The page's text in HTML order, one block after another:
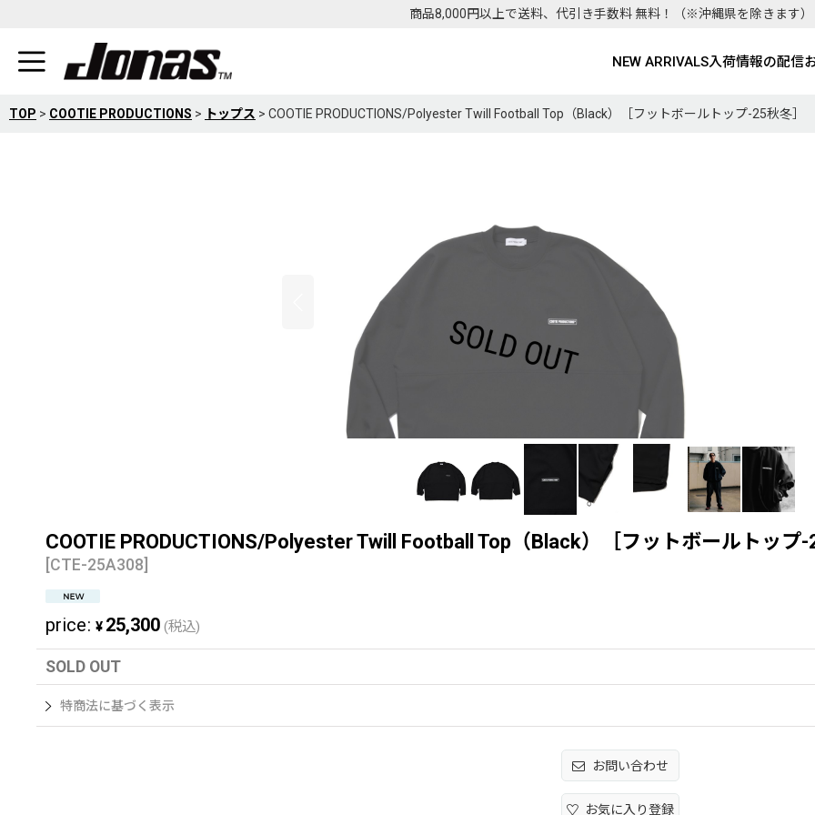
商品8,000円以上で送料、代引き手数料 無料！ （※沖縄県を除きます）
NEW ARRIVALS入荷情報の配信
TOP > COOTIE PRODUCTIONS > トップス > COOTIE PRODUCTIONS/Polyester Twill Football Top（Black）［フットボールトップ-25秋冬］
COOTIE PRODUCTIONS/Polyester Twill Football Top（Black）［フットボールトップ-
[CTE-25A308]
price: ¥ 25,300 (税込)
SOLD OUT
特商法に基づく表示
お問い合わせ
お気に入り登録